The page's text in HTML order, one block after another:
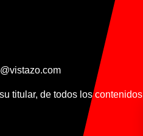
titular, de todos los contenidos